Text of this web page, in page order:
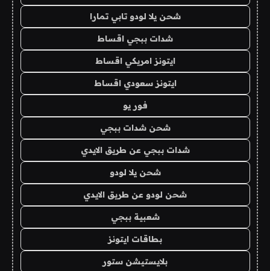
شحن يلا لودو تابي تمارا
شدات ببجي اقساط
ايتونز امريكي اقساط
ايتونز سعودي اقساط
فور يو
شحن شدات ببجي
شدات ببجي عن طريق الايدي
شحن يلا لودو
شحن لودو عن طريق الايدي
شعبية ببجي
بطاقات ايتونز
بلايستيشن ستور